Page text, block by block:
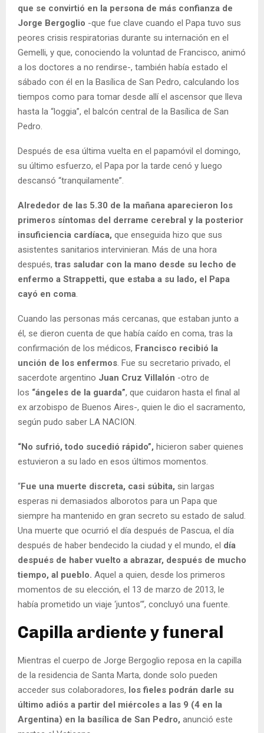
que se convirtió en la persona de más confianza de
Jorge Bergoglio -que fue clave cuando el Papa tuvo sus
peores crisis respiratorias durante su internación en el
Gemelli, y que, conociendo la voluntad de Francisco, animó
a los doctores a no rendirse-, también había estado el
sábado con él en la Basílica de San Pedro, calculando los
tiempos como para tomar desde allí el ascensor que lleva
hasta la “loggia”, el balcón central de la Basílica de San
Pedro.
Después de esa última vuelta en el papamóvil el domingo,
su último esfuerzo, el Papa por la tarde cenó y luego
descansó “tranquilamente”.
Alrededor de las 5.30 de la mañana aparecieron los
primeros síntomas del derrame cerebral y la posterior
insuficiencia cardíaca, que enseguida hizo que sus
asistentes sanitarios intervinieran. Más de una hora
después, tras saludar con la mano desde su lecho de
enfermo a Strappetti, que estaba a su lado, el Papa
cayó en coma.
Cuando las personas más cercanas, que estaban junto a
él, se dieron cuenta de que había caído en coma, tras la
confirmación de los médicos, Francisco recibió la
unción de los enfermos. Fue su secretario privado, el
sacerdote argentino Juan Cruz Villalón -otro de
los “ángeles de la guarda”, que cuidaron hasta el final al
ex arzobispo de Buenos Aires-, quien le dio el sacramento,
según pudo saber LA NACION.
“No sufrió, todo sucedió rápido”, hicieron saber quienes
estuvieron a su lado en esos últimos momentos.
“Fue una muerte discreta, casi súbita, sin largas
esperas ni demasiados alborotos para un Papa que
siempre ha mantenido en gran secreto su estado de salud.
Una muerte que ocurrió el día después de Pascua, el día
después de haber bendecido la ciudad y el mundo, el día
después de haber vuelto a abrazar, después de mucho
tiempo, al pueblo. Aquel a quien, desde los primeros
momentos de su elección, el 13 de marzo de 2013, le
había prometido un viaje ‘juntos’“, concluyó una fuente.
Capilla ardiente y funeral
Mientras el cuerpo de Jorge Bergoglio reposa en la capilla
de la residencia de Santa Marta, donde solo pueden
acceder sus colaboradores, los fieles podrán darle su
último adiós a partir del miércoles a las 9 (4 en la
Argentina) en la basílica de San Pedro, anunció este